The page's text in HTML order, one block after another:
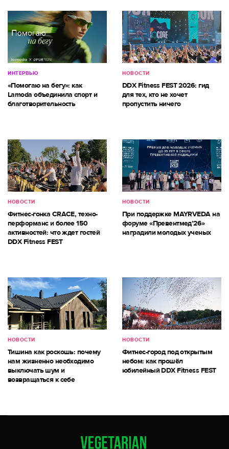
ИНТЕРВЬЮ
«Помогаю на бегу»: как
Lamoda объединила спорт и
благотворительность
НОВОСТИ
DDX Fitness FEST 2026: гид
для тех, кто не хочет
пропустить ничего
НОВОСТИ
Фитнес-гонка CRACE, техно-
перформанс и более 150
активностей: что ждет гостей
DDX Fitness FEST
НОВОСТИ
При поддержке MAYRVEDA на
форуме «Превентмед’26»
наградили молодых ученых
НОВОСТИ
Тишина как роскошь: почему
нам жизненно необходимо
выключать шум и
возвращаться к себе
НОВОСТИ
Фитнес-город под открытым
небом: как прошёл
юбилейный DDX Fitness FEST